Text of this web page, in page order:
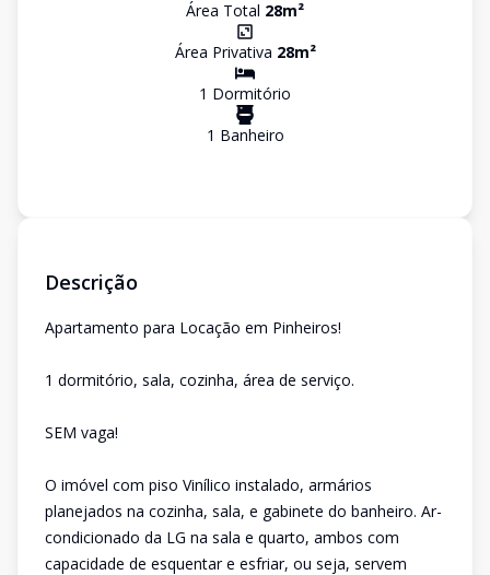
Área Total 28m²
Área Privativa 28m²
1 Dormitório
1 Banheiro
Descrição
Apartamento para Locação em Pinheiros!
1 dormitório, sala, cozinha, área de serviço.
SEM vaga!
O imóvel com piso Vinílico instalado, armários
planejados na cozinha, sala, e gabinete do banheiro. Ar-
condicionado da LG na sala e quarto, ambos com
capacidade de esquentar e esfriar, ou seja, servem